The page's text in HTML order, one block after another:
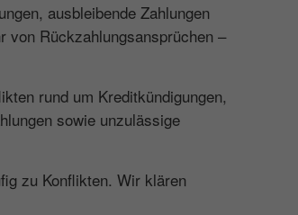
ausbleibende Zahlungen
von Rückzahlungsansprüchen –
rund um Kreditkündigungen,
sowie unzulässige
zu Konflikten. Wir klären